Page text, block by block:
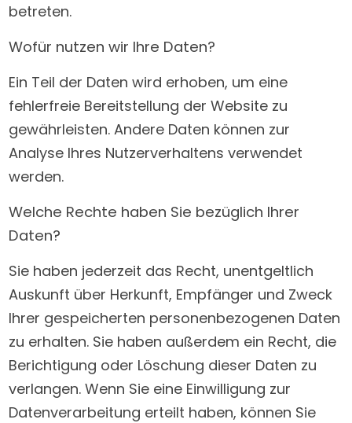
betreten.
Wofür nutzen wir Ihre Daten?
Ein Teil der Daten wird erhoben, um eine
fehlerfreie Bereitstellung der Website zu
gewährleisten. Andere Daten können zur
Analyse Ihres Nutzerverhaltens verwendet
werden.
Welche Rechte haben Sie bezüglich Ihrer
Daten?
Sie haben jederzeit das Recht, unentgeltlich
Auskunft über Herkunft, Empfänger und Zweck
Ihrer gespeicherten personenbezogenen Daten
zu erhalten. Sie haben außerdem ein Recht, die
Berichtigung oder Löschung dieser Daten zu
verlangen. Wenn Sie eine Einwilligung zur
Datenverarbeitung erteilt haben, können Sie